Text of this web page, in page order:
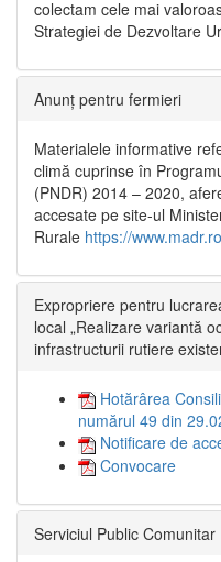
colectam cele mai
Strategiei de Dezvoltare
Anunț pentru fermieri
Materialele informative
climă cuprinse în
(PNDR) 2014 – 2020,
accesate pe site-ul
Rurale https://
Expropriere pentru
local „Realizare variantă
infrastructurii rutiere
Hotărârea
numărul 49 din
Notificare de
Convocare
Serviciul Public